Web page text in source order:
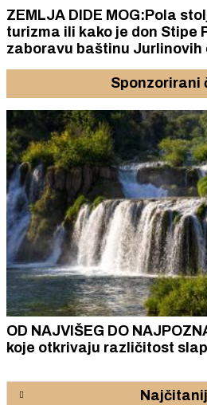
ZEMLJA DIDE MOG:Pola
turizma ili kako je don Stipe Perkov oteo
zaboravu baštinu Jurlinovih
Sponzorirani
OD NAJVIŠEG DO
koje otkrivaju različitost